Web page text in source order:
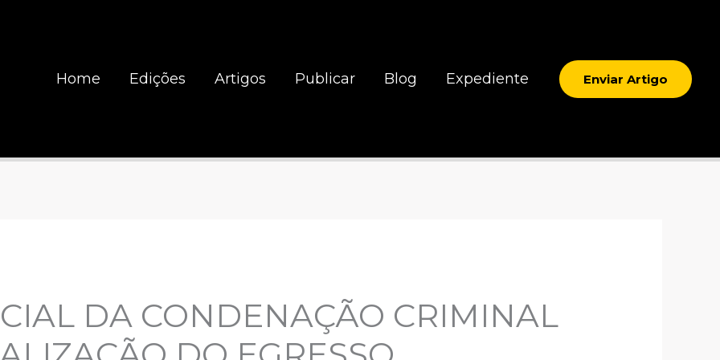
Home Edições Artigos Publicar Blog Expediente Enviar Artigo
DA CONDENAÇÃO CRIMINAL